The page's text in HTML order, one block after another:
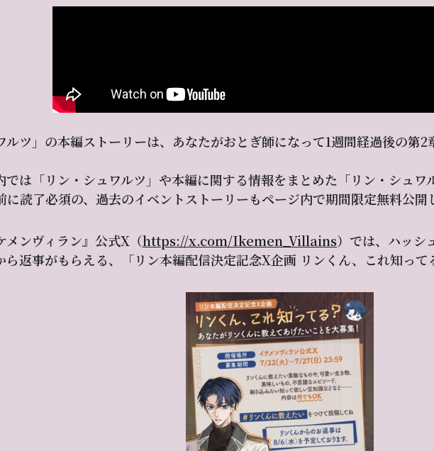
ルツ」の本編ストーリーは、あなたがおとぎ師になって1週間経過後の第
では「リン・シュワルツ」や本編に関する情報をまとめた「リン・シュ
に読了必須の、過去のイベントストーリーもページ内で期間限定無料公開
メンヴィラン』公式X（https://x.com/Ikemen_Villains）では、ハッシ
ら返事がもらえる、「リン本編配信決定記念X企画 リンくん、これ知って